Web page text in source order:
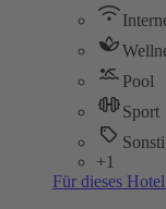
Pool
Sport
+1
Für dieses